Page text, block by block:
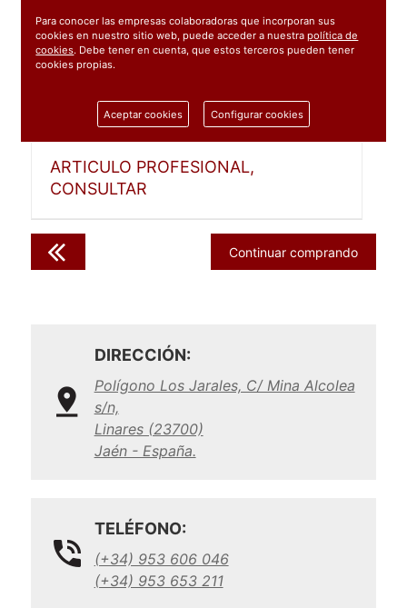
ARTICULO PROFESIONAL,
CONSULTAR
Continuar comprando
DIRECCIÓN:
Polígono Los Jarales, C/ Mina Alcolea
s/n,
Linares (23700)
Jaén - España.
TELÉFONO:
(+34) 953 606 046
(+34) 953 653 211
Para conocer las empresas colaboradoras que incorporan sus
cookies en nuestro sitio web, puede acceder a nuestrapolítica de
cookies. Debe tener en cuenta, que estos terceros pueden tener
cookies propias.
Aceptar cookies Configurar cookies